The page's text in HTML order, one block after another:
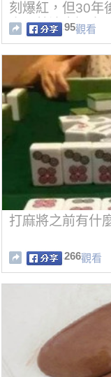
刻爆紅，但30年
人」就決定退出…
95觀看
打麻將之前有什
266觀看